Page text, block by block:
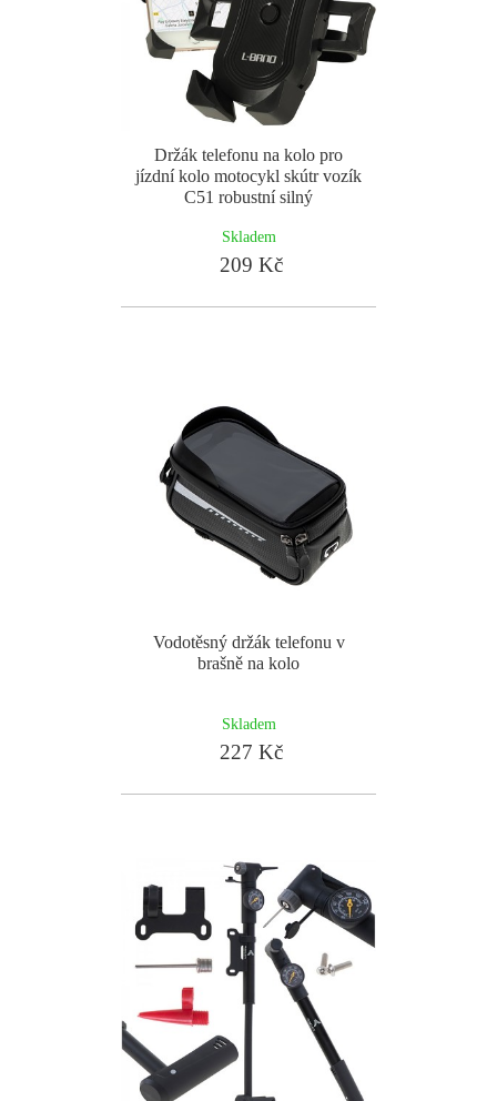
Držák telefonu na kolo pro
jízdní kolo motocykl skútr vozík
C51 robustní silný
Skladem
209 Kč
Vodotěsný držák telefonu v
brašně na kolo
Skladem
227 Kč